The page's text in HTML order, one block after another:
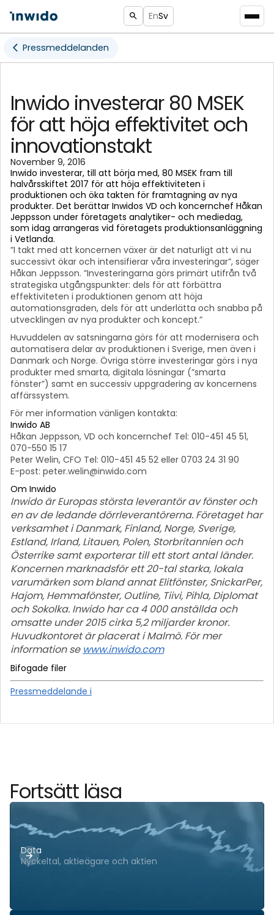
EnSv
Pressmeddelanden
Inwido investerar 80 MSEK
för att höja effektivitet och
innovationstakt
November 9, 2016
Inwido investerar, till att börja med, 80 MSEK fram till
halvårsskiftet 2017 för att höja effektiviteten i
produktionen och öka takten för framtagning av nya
produkter. Det berättar Inwidos VD och koncernchef Håkan
Jeppsson under företagets analytiker- och mediedag,
som idag arrangeras vid företagets produktionsanläggning
i Vetlanda.
”I takt med att koncernen växer är det naturligt att vi nu
successivt ökar och intensifierar våra investeringar”, säger
Håkan Jeppsson. ”Investeringarna görs primärt utifrån två
strategiska utgångspunkter: dels för att förbättra
effektiviteten i produktionen genom att höja
automationsgraden, dels för att underlätta och snabba på
utvecklingen av nya produkter och koncept.”
Huvuddelen av satsningarna görs för att modernisera och
automatisera delar av produktionen i Sverige, men även i
Danmark och Norge. Övriga större investeringar görs i nya
produkter med smarta, digitala lösningar (”smarta
fönster”) samt en successiv uppgradering av koncernens
affärssystem.
För mer information vänligen kontakta:
Inwido AB
Håkan Jeppsson, VD och koncernchef Tel: 010-451 45 51,
070-550 15 17
Peter Welin, CFO Tel: 010-451 45 52 eller 0703 24 31 90
E-post: peter.welin@inwido.com
Om Inwido
Inwido är Europas största leverantör av fönster och
en av de ledande dörrleverantörerna. Företaget har
verksamhet i Danmark, Finland, Norge, Sverige,
Estland, Irland, Litauen, Polen, Storbritannien och
Österrike samt exporterar till ett stort antal länder.
Koncernen marknadsför ett 20-tal starka, lokala
varumärken som bland annat Elitfönster, SnickarPer,
Hajom, Hemmafönster, Outline, Tiivi, Pihla, Diplomat
och Sokolka. Inwido har ca 4 000 anställda och
omsatte under 2015 cirka 5,2 miljarder kronor.
Huvudkontoret är placerat i Malmö. För mer
information se www.inwido.com
Bifogade filer
Pressmeddelande i
Fortsätt läsa
Data
Nyckeltal, aktieägare och aktien